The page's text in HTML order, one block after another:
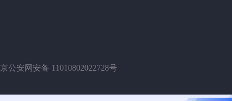
京公安网安备 11010802022728号